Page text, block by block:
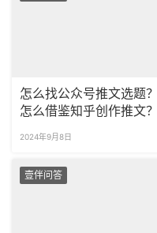
怎么找公众号推文选题？
怎么借鉴知乎创作推文？
2024年9月8日
壹伴问答